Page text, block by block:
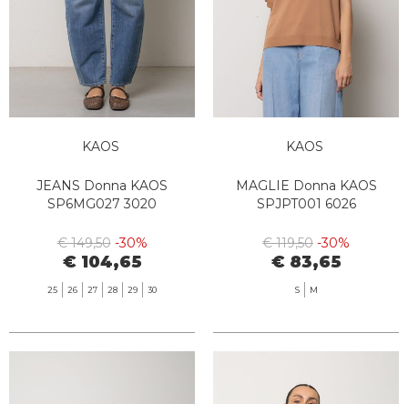
KAOS
JEANS Donna KAOS
SP6MG027 3020
€ 149,50 -30%
€ 104,65
25 26 27 28 29 30
KAOS
MAGLIE Donna KAOS
SPJPT001 6026
€ 119,50 -30%
€ 83,65
S M